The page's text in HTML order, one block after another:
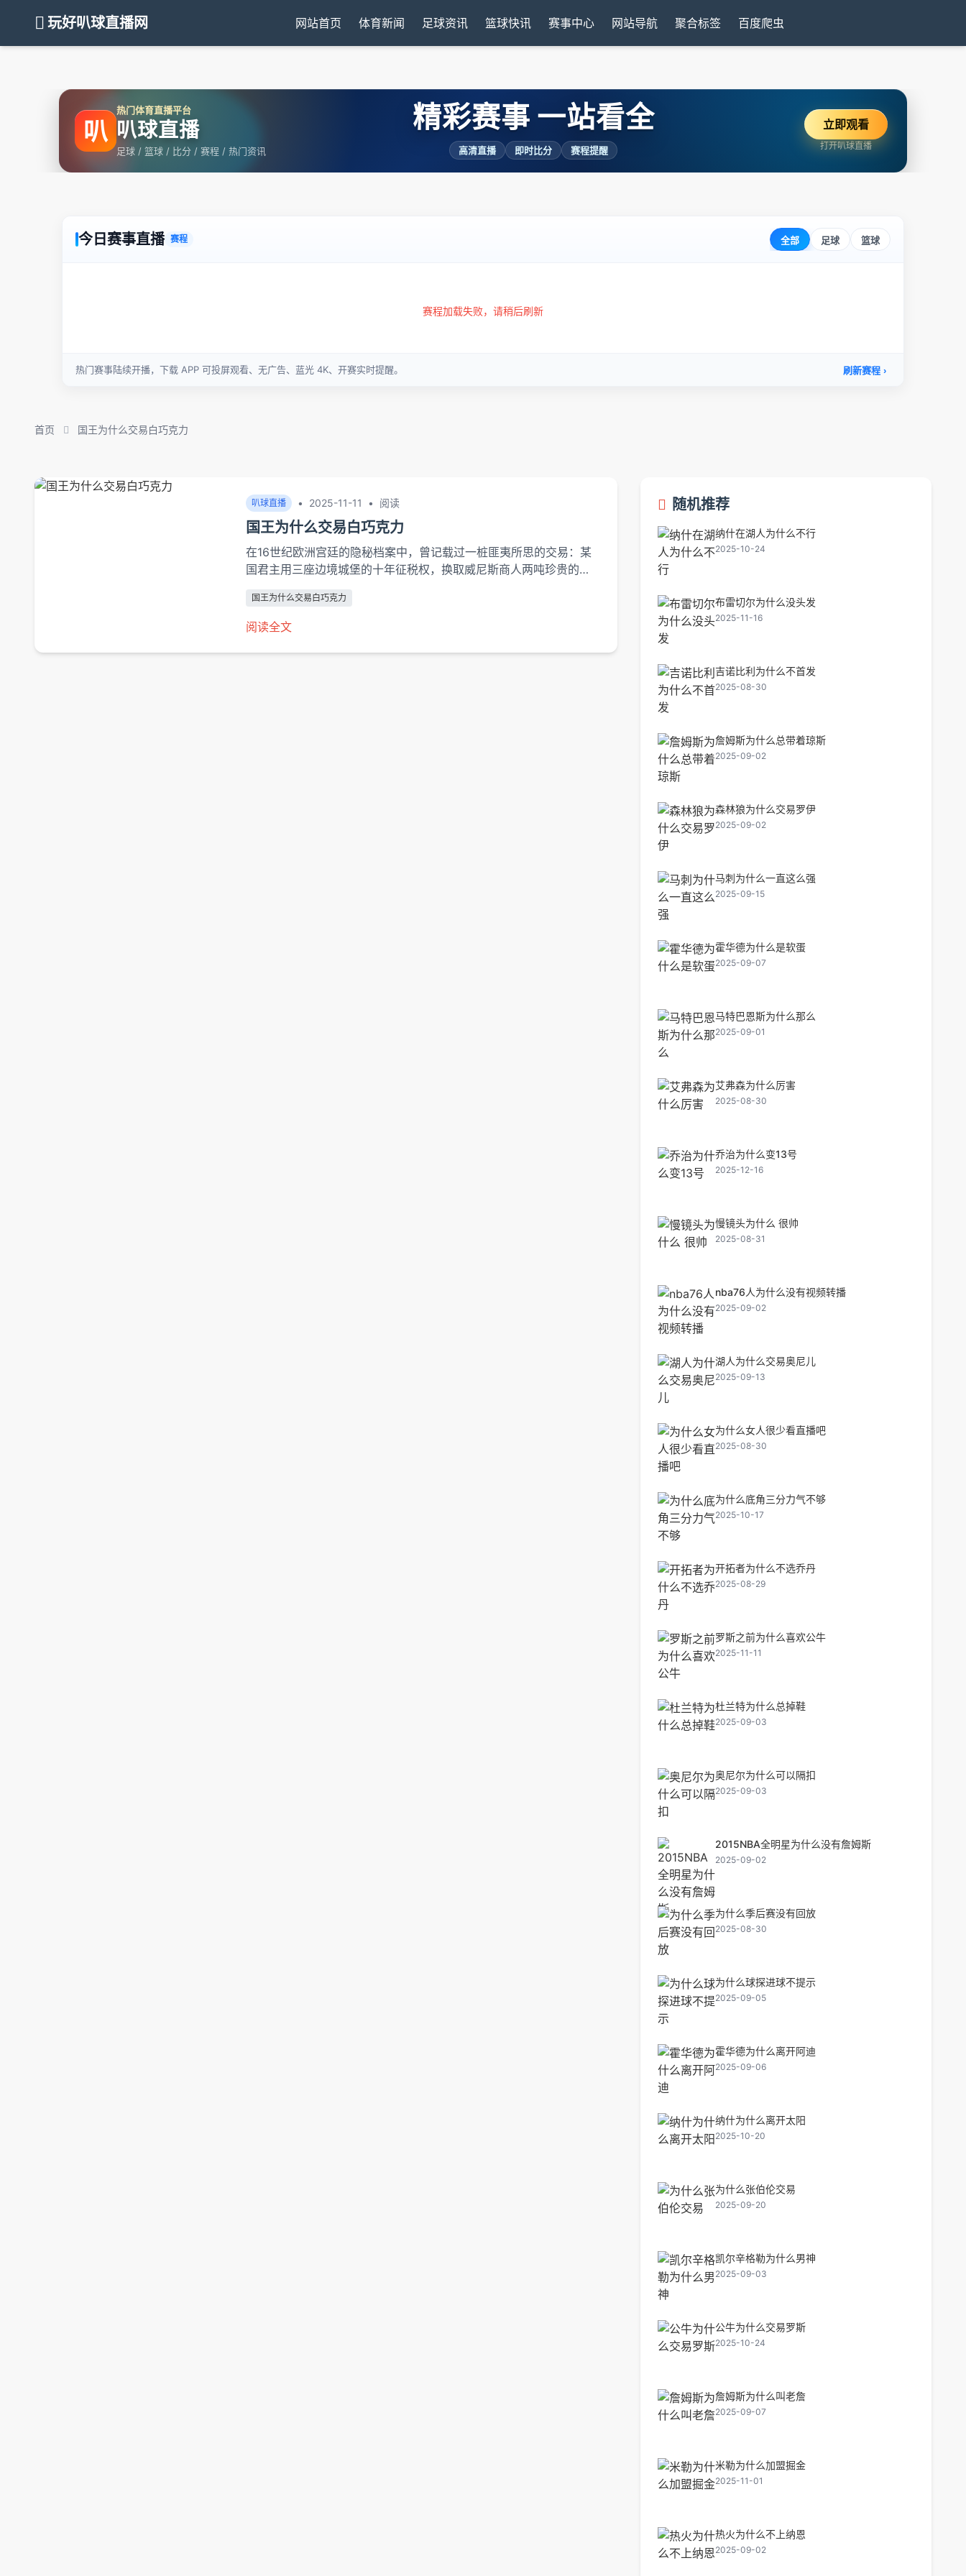
玩好叭球直播网 网站首页 体育新闻 足球资讯 篮球快讯 赛事中心 网站导航 聚合标签 百度爬虫
叭
热门体育直播平台
叭球直播
足球 / 篮球 / 比分 / 赛程 / 热门资讯
精彩赛事 一站看全
高清直播 即时比分 赛程提醒
立即观看
打开叭球直播
首页 国王为什么交易白巧克力
叭球直播 • 2025-11-11 • 阅读
国王为什么交易白巧克力
在16世纪欧洲宫廷的隐秘档案中，曾记载过一桩匪夷所思的交易：某
国君主用三座边境城堡的十年征税权，换取威尼斯商人两吨珍贵的白
影。白巧克力作为当时堪比黄金的奢侈商品，其流通轨迹折射出权力
体系的复杂运作机制，成为我们观察前现代政治经济的一...
国王为什么交易白巧克力
阅读全文
随机推荐
纳什在湖人为什么不行
2025-10-24
布雷切尔为什么没头发
2025-11-16
吉诺比利为什么不首发
2025-08-30
詹姆斯为什么总带着琼斯
2025-09-02
森林狼为什么交易罗伊
2025-09-02
马刺为什么一直这么强
2025-09-15
霍华德为什么是软蛋
2025-09-07
马特巴恩斯为什么那么
2025-09-01
艾弗森为什么厉害
2025-08-30
乔治为什么变13号
2025-12-16
慢镜头为什么 很帅
2025-08-31
nba76人为什么没有视频转播
2025-09-02
湖人为什么交易奥尼儿
2025-09-13
为什么女人很少看直播吧
2025-08-30
为什么底角三分力气不够
2025-10-17
开拓者为什么不选乔丹
2025-08-29
罗斯之前为什么喜欢公牛
2025-11-11
杜兰特为什么总掉鞋
2025-09-03
奥尼尔为什么可以隔扣
2025-09-03
2015NBA全明星为什么没有詹姆斯
2025-09-02
为什么季后赛没有回放
2025-08-30
为什么球探进球不提示
2025-09-05
霍华德为什么离开阿迪
2025-09-06
纳什为什么离开太阳
2025-10-20
为什么张伯伦交易
2025-09-20
凯尔辛格勒为什么男神
2025-09-03
公牛为什么交易罗斯
2025-10-24
詹姆斯为什么叫老詹
2025-09-07
米勒为什么加盟掘金
2025-11-01
热火为什么不上纳恩
2025-09-02